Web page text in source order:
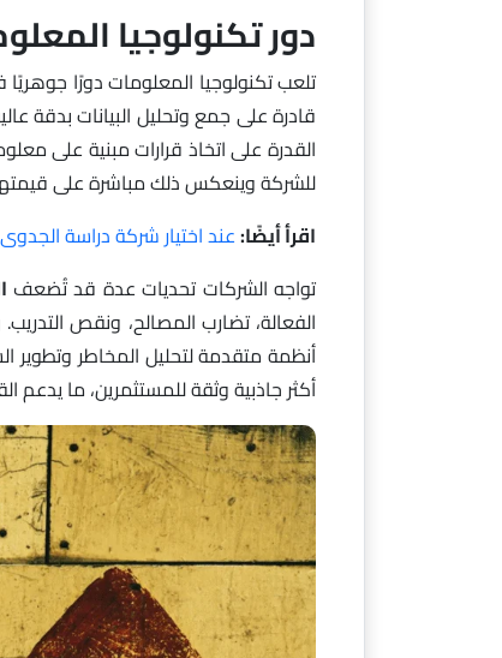
دور تكنولوجيا
تلعب تكنولوجيا المعلومات دورًا جوهريًا
قادرة على جمع وتحليل البيانات بدقة
القدرة على اتخاذ قرارات مبنية على
للشركة وينعكس ذلك مباشرة على
اقرأ أيضًا:عند اختيار شركة دراسة الجدوى.. 6 معايير يجب
تواجه الشركات تحديات عدة قد تُضعف
الفعالة، تضارب المصالح، ونقص
أنظمة متقدمة لتحليل المخاطر وتطوير
أكثر جاذبية وثقة للمستثمرين، ما يدعم